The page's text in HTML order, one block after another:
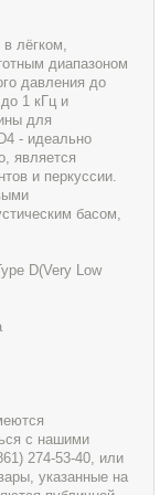
лёгком,
диапазоном
давления до
1 кГц и
для
- идеально
является
и перкуссии.
басом,
D(Very Low
с нашими
274-53-40, или
указанные на